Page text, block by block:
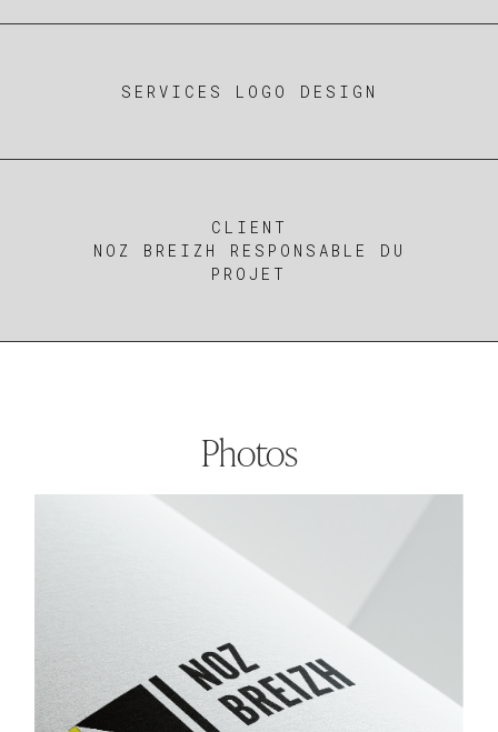
SERVICES LOGO DESIGN
CLIENT
NOZ BREIZH RESPONSABLE DU
PROJET
Photos